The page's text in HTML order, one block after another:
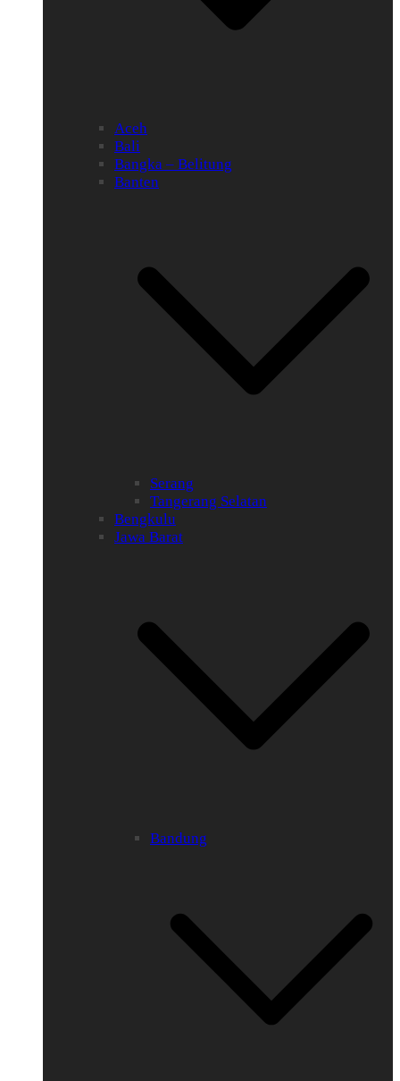
Aceh
Bali
Bangka – Belitung
Banten
Serang
Tangerang Selatan
Bengkulu
Jawa Barat
Bandung